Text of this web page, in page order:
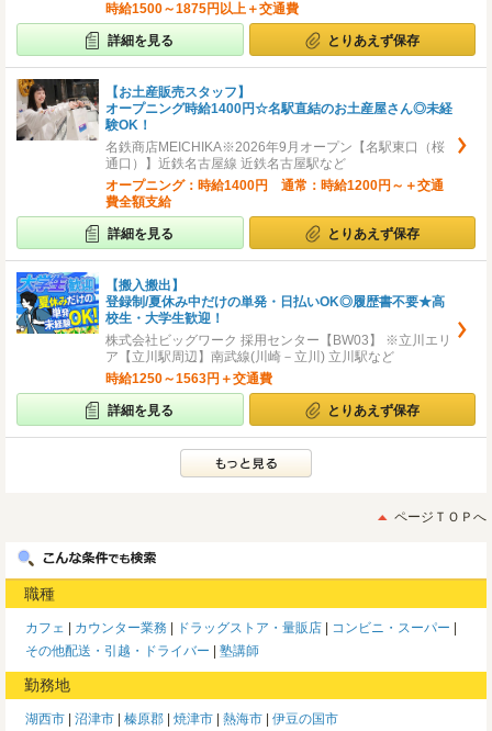
時給1500～1875円以上＋交通費
詳細を見る とりあえず保存
【お土産販売スタッフ】
オープニング時給1400円☆名駅直結のお土産屋さん◎未経
験OK！
名鉄商店MEICHIKA※2026年9月オープン【名駅東口（桜
通口）】近鉄名古屋線 近鉄名古屋駅など
オープニング：時給1400円 通常：時給1200円～＋交通
費全額支給
詳細を見る とりあえず保存
【搬入搬出】
登録制/夏休み中だけの単発・日払いOK◎履歴書不要★高
校生・大学生歓迎！
株式会社ビッグワーク 採用センター【BW03】 ※立川エリ
ア【立川駅周辺】南武線(川崎－立川) 立川駅など
時給1250～1563円＋交通費
詳細を見る とりあえず保存
ページＴＯＰへ
職種
カフェ カウンター業務 ドラッグストア・量販店
コンビニ・スーパー
その他配送・引越・ドライバー
塾講師
勤務地
湖西市 沼津市 榛原郡 焼津市 熱海市 伊豆の国市